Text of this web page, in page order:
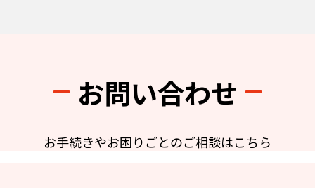
お問い合わせ
お手続きやお困りごとのご相談はこちら